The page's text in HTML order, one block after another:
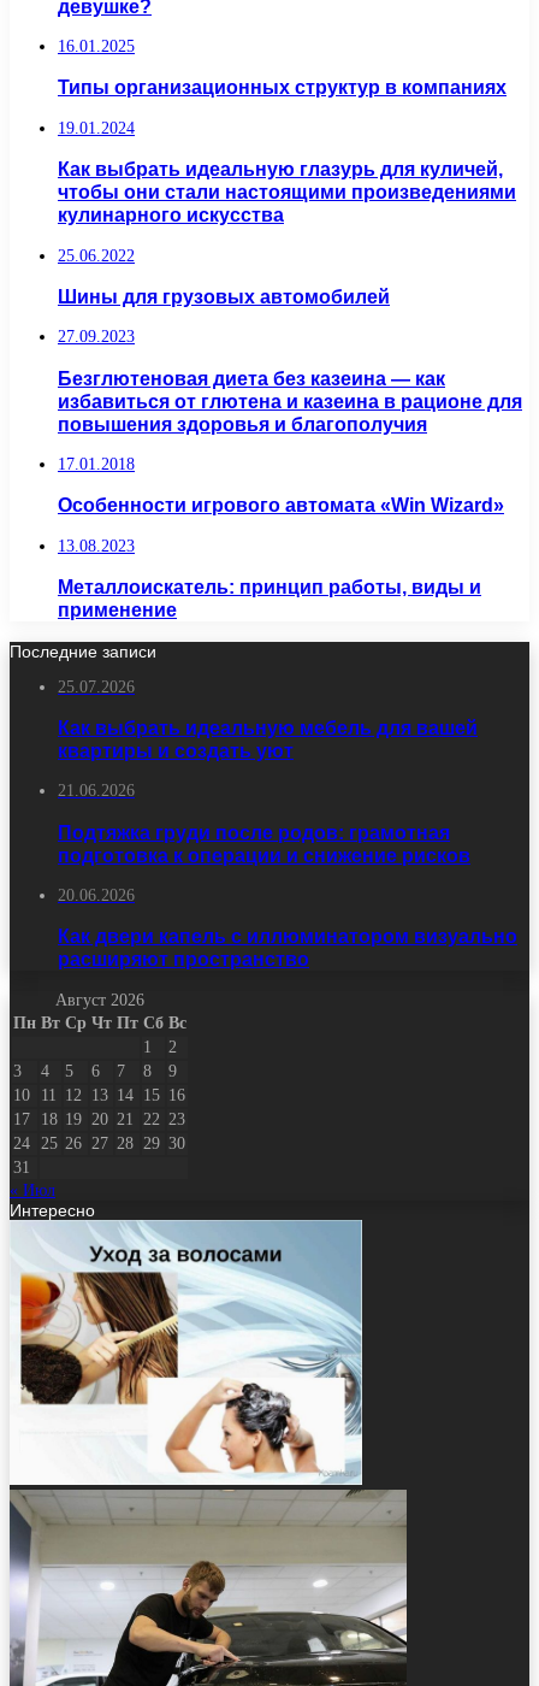
девушке?
16.01.2025
Типы организационных структур в компаниях
19.01.2024
Как выбрать идеальную глазурь для куличей,
чтобы они стали настоящими произведениями
кулинарного искусства
25.06.2022
Шины для грузовых автомобилей
27.09.2023
Безглютеновая диета без казеина — как
избавиться от глютена и казеина в рационе для
повышения здоровья и благополучия
17.01.2018
Особенности игрового автомата «Win Wizard»
13.08.2023
Металлоискатель: принцип работы, виды и
применение
Последние записи
25.07.2026
Как выбрать идеальную мебель для вашей
квартиры и создать уют
21.06.2026
Подтяжка груди после родов: грамотная
подготовка к операции и снижение рисков
20.06.2026
Как двери капель с иллюминатором визуально
расширяют пространство
Август 2026
Пн Вт Ср Чт Пт Сб Вс
1
2
3
4 5 6 7 8
9
10
11 12 13 14 15 16
17
18 19 20 21 22 23
24
25 26 27 28 29 30
31
« Июл
Интересно